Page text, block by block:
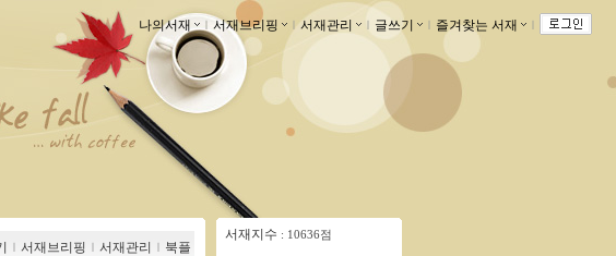
나의서재 ｌ 서재브리핑 ｌ서재관리 ｌ 글쓰기 즐겨찾는 서재
ｌ 서재브리핑 ｌ 서재관리 ｌ 북플
서재지수 : 10636점